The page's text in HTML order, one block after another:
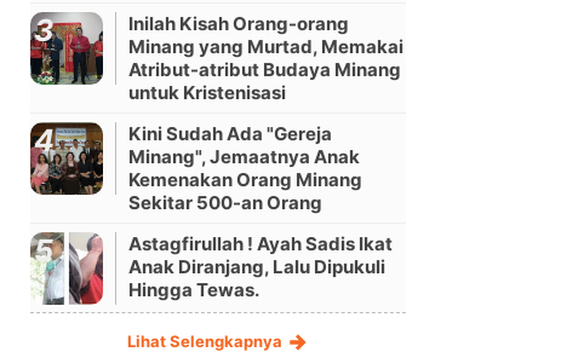
Inilah Kisah Orang-orang
Minang yang Murtad, Memakai
Atribut-atribut Budaya Minang
untuk Kristenisasi
Kini Sudah Ada "Gereja
Minang", Jemaatnya Anak
Kemenakan Orang Minang
Sekitar 500-an Orang
Astagfirullah ! Ayah Sadis Ikat
Anak Diranjang, Lalu Dipukuli
Hingga Tewas.
Lihat Selengkapnya